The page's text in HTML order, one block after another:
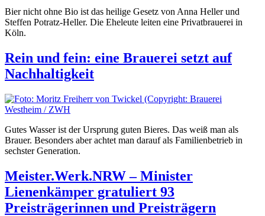
Bier nicht ohne Bio ist das heilige Gesetz von Anna Heller und
Steffen Potratz-Heller. Die Eheleute leiten eine Privatbrauerei in
Köln.
Rein und fein: eine Brauerei setzt auf
Nachhaltigkeit
Gutes Wasser ist der Ursprung guten Bieres. Das weiß man als
Brauer. Besonders aber achtet man darauf als Familienbetrieb in
sechster Generation.
Meister.Werk.NRW – Minister
Lienenkämper gratuliert 93
Preisträgerinnen und Preisträgern